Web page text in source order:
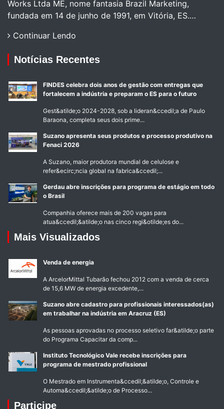
Works Ltda ME, nome fantasia Brazil Marketing,
fundada em 14 de junho de 1991, em Vitória, ES.…
Continuar Lendo
Notícias Recentes
FINDES celebra dois anos de gestão com entregas que
fortalecem a indústria e preparam o ES para o futuro
Gest&atilde;o 2024-2028, sob a lideran&ccedil;a de Paulo
Baraona, completa seus dois prime...
Suzano apresenta seus produtos e processo produtivo na
Fenaci 2026
A Suzano, maior produtora mundial de celulose e
refer&ecirc;ncia global na fabrica&ccedil;...
Gerdau abre inscrições para programa de estágio em todo
o Brasil
Companhia oferece mais de 200 vagas para
atua&ccedil;&atilde;o nas cinco regi&otilde;es do...
Mais Visualizados
Venda de energia
A ArcelorMittal Tubarão fechou 2012 com a venda de cerca
de 15,6 MW de energia excedente,...
Suzano abre cadastro para profissionais interessados(as)
em trabalhar na indústria em Aracruz (ES)
As pessoas aprovadas no processo seletivo far&atilde;o parte
do Programa Capacitar da comp...
Instituto Tecnológico Vale recebe inscrições para
programa de mestrado profissional
O Mestrado em Instrumenta&ccedil;&atilde;o, Controle e
Automa&ccedil;&atilde;o de Processo...
Participe